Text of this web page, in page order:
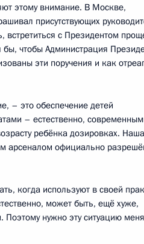
и технологическому
Узбекистана
этому внимание. В Москве,
присутствующих
встретиться с Президентом
бы, чтобы Администрация
эти поручения и как
– это обеспечение детей
– естественно,
ребёнка дозировках. Наша
арсеналом официально
когда используют в своей
может быть, ещё хуже,
нужно эту ситуацию